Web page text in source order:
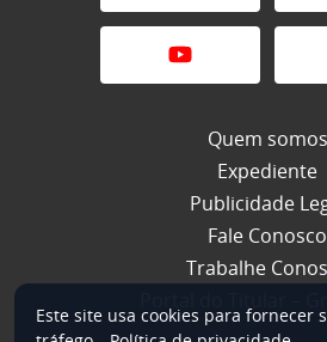
Quem somos
Expediente
Publicidade
Fale Conosco
Trabalhe
Este site usa cookies para fornecer